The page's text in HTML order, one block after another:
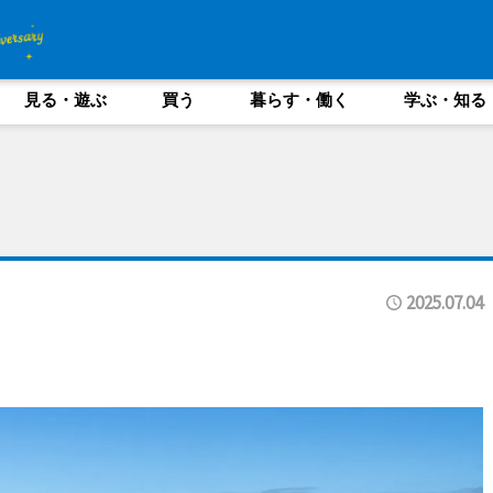
見る・遊ぶ 買う 暮らす・働く 学ぶ・知る
2025.07.04